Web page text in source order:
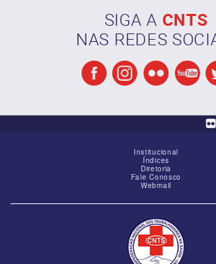
SIGA A CNTS
NAS REDES
Institucional
Índices
Diretoria
Fale Conosco
Webmail